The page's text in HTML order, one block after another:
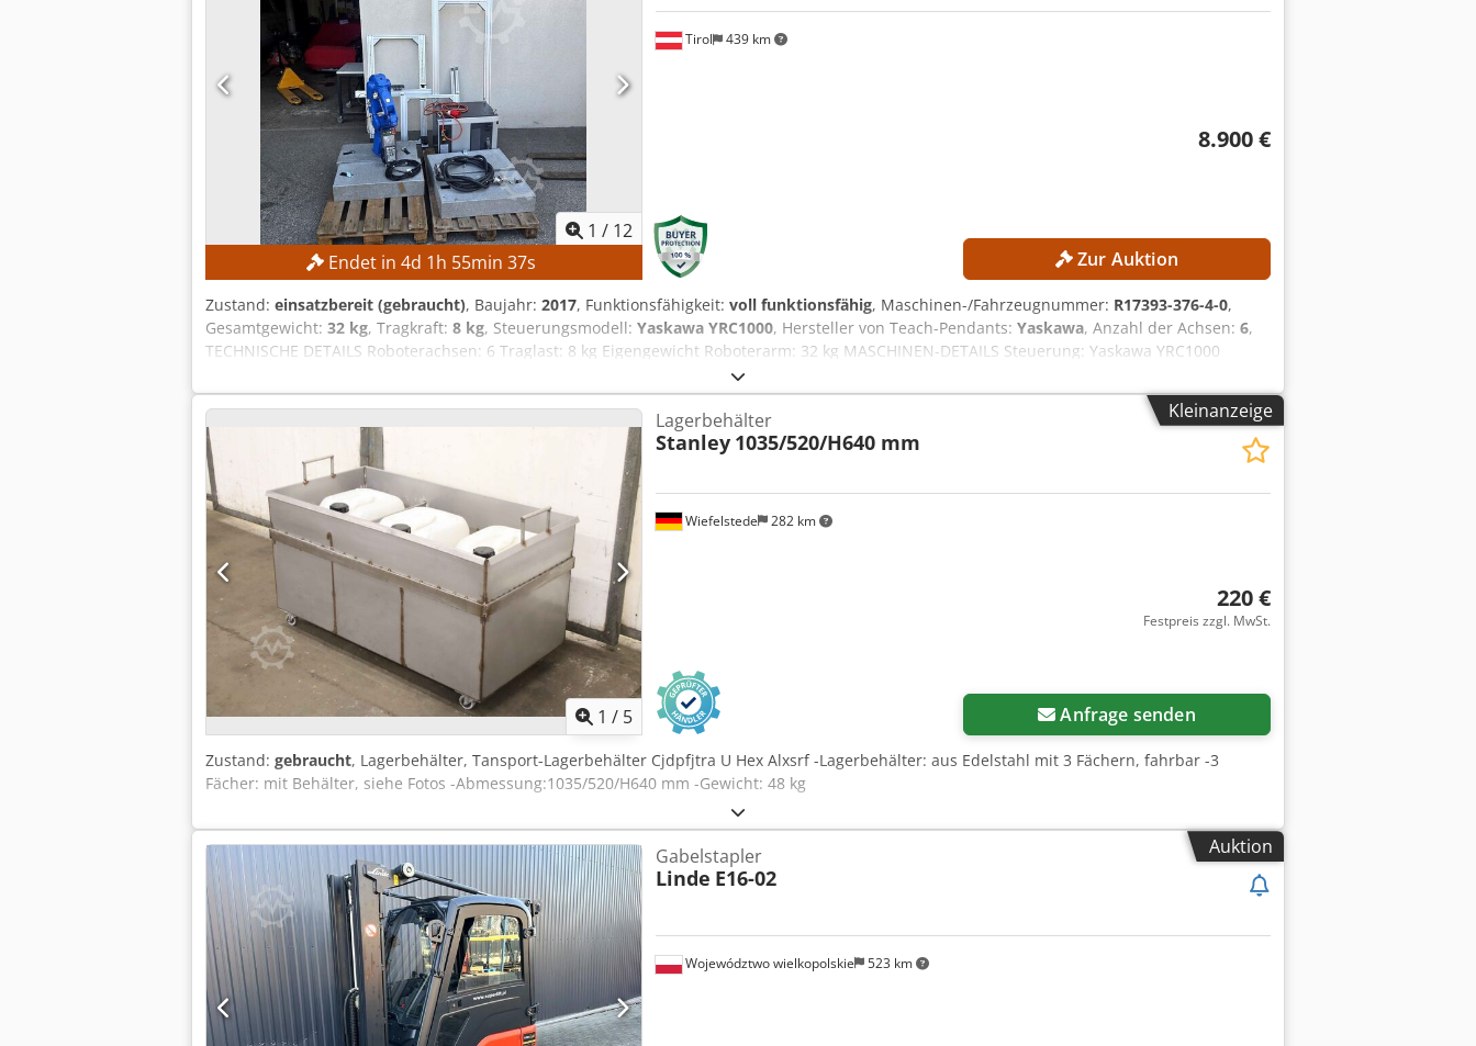
1 / 12
Endet in4d 1h 55min36s
Tirol 439 km
8.900 €
Zur Auktion
Zustand: einsatzbereit (gebraucht), Baujahr: 2017, Funktionsfähigkeit: voll funktionsfähig, Maschinen-/Fahrzeugnummer: R17393-376-4-0,
Gesamtgewicht: 32 kg, Tragkraft: 8 kg, Steuerungsmodell: Yaskawa YRC1000, Hersteller von Teach-Pendants: Yaskawa, Anzahl der Achsen: 6,
TECHNISCHE DETAILS Roboterachsen: 6 Traglast: 8 kg Eigengewicht Roboterarm: 32 kg MASCHINEN-DETAILS Steuerung: Yaskawa YRC1000
Hersteller Teach-Pendant: Yaskawa Stromversorgung: 3 Phasen AC 380–440 V, 50/60 Hz Eingangsstrom: 15 A Max. Geräteüberstromschutzstrom:
15 A Kurzschlussstrom: 2,5 kA Netzteiltyp: ERAR-1000-06VX8-E10 AUSSTATTUNG Yaskawa Motoman GP8 Roboterarm Yaskawa YRC1000
Kleinanzeige
1 / 5
Wiefelstede 282 km
Lagerbehälter
Stanley 1035/520/H640 mm
220 €
Festpreis zzgl. MwSt.
Anfrage senden
Zustand: gebraucht, Lagerbehälter, Tansport-Lagerbehälter Cjdpfjtra U Hex Alxsrf -Lagerbehälter: aus Edelstahl mit 3 Fächern, fahrbar -3
Fächer: mit Behälter, siehe Fotos -Abmessung:1035/520/H640 mm -Gewicht: 48 kg
Auktion
Województwo wielkopolskie 523 km
Gabelstapler
Linde E16-02